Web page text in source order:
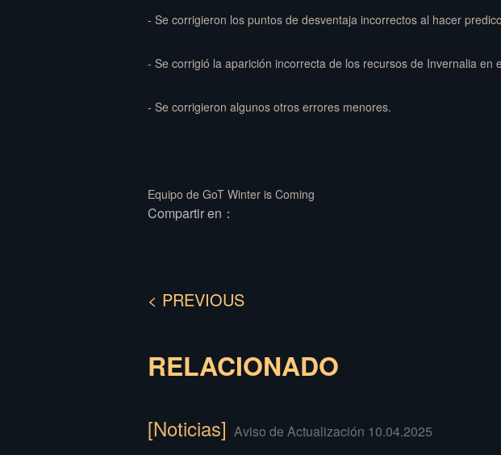
- Se corrigieron los puntos de desventaja incorrectos al hacer
- Se corrigió la aparición incorrecta de los recursos de Invernalia en
- Se corrigieron algunos otros errores menores.
Equipo de GoT Winter is Coming
Compartir en：
< PREVIOUS
RELACIONADO
[Noticias] Aviso de Actualización 10.04.2025